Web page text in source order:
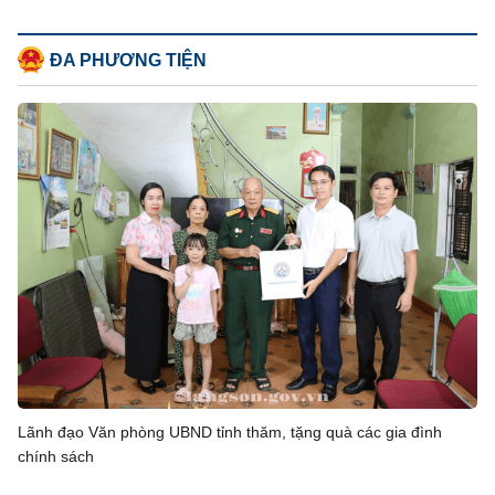
Họp xem xét khó khăn, vướng mắc đối với dự án Cầu
Lộc Bình số 1, đường giao thông và Khu tái định cư xã
Lục Thôn, huyện Lộc Bình, tỉnh Lạng Sơn
Họp chuyên đề xem xét kết quả thực hiện nhiệm vụ liên
quan đến dự án Xây dựng hạ tầng Cụm công nghiệp Hợp
Thành; phương án xử lý chuyển tiếp Dự án di chuyển các
công trình hạ tầng kỹ thuật phục vụ giải phóng mặt bằng
Dự án Khu công nghiệp VSIP Lạng Sơn
Họp rà soát, đánh giá kết quả kiểm tra, rà soát việc quản
lý, sử dụng đất và xây dựng công trình trên khu đất do
Liên đoàn Quần vợt tỉnh Lạng Sơn thuê tại số 01 đường
Phai Vệ, phường Đông Kinh, tỉnh Lạng Sơn
Chương trình kiểm tra tiến độ triển khai dự án Khu đô
thị Green Garden
ĐA PHƯƠNG TIỆN
Lãnh đạo Văn phòng UBND tỉnh thăm, tặng quà các gia đình
chính sách